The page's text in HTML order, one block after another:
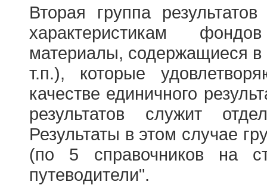
Вторая группа
характеристикам
материалы, содержащиеся в
т.п.), которые
качестве единичного
результатов служит
Результаты в этом случае
(по 5 справочников на
путеводители".